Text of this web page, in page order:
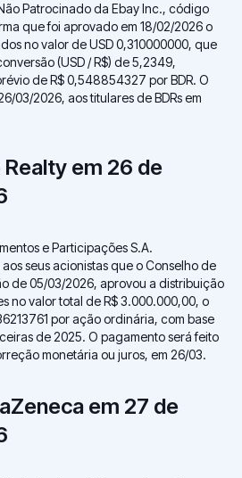
Patrocinado da Ebay Inc., código
que foi aprovado em 18/02/2026 o
no valor de USD 0,310000000, que
(USD / R$) de 5,2349,
de R$ 0,548854327 por BDR. O
03/2026, aos titulares de BDRs em
Realty em 26 de
e Participações S.A.
seus acionistas que o Conselho de
de 05/03/2026, aprovou a distribuição
no valor total de R$ 3.000.000,00, o
por ação ordinária, com base
de 2025. O pagamento será feito
monetária ou juros, em 26/03.
em 27 de